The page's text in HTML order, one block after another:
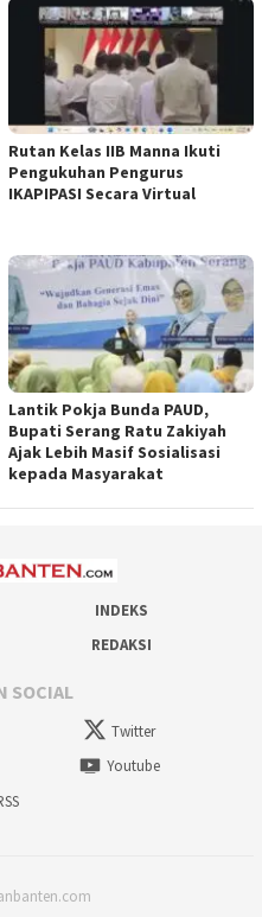
Rutan Kelas IIB Manna Ikuti
Pengukuhan Pengurus
IKAPIPASI Secara Virtual
Lantik Pokja Bunda PAUD,
Bupati Serang Ratu Zakiyah
Ajak Lebih Masif Sosialisasi
kepada Masyarakat
INDEKS
REDAKSI
SOCIAL
Twitter
Youtube